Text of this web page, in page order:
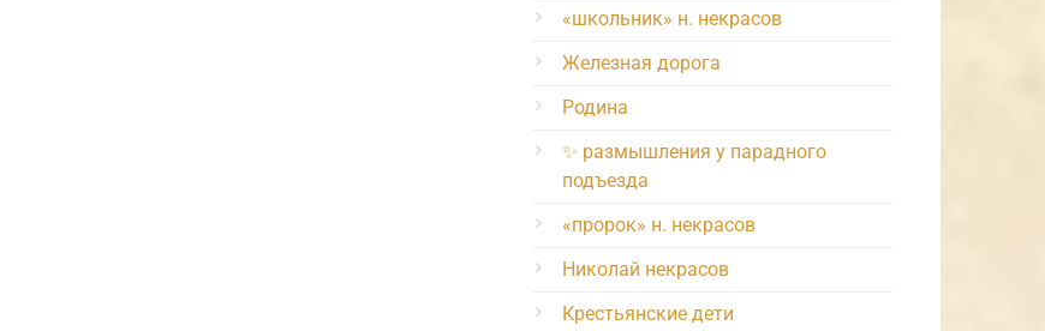
«школьник» н. некрасов
Железная дорога
Родина
✨ размышления у парадного
подъезда
«пророк» н. некрасов
Николай некрасов
Крестьянские дети